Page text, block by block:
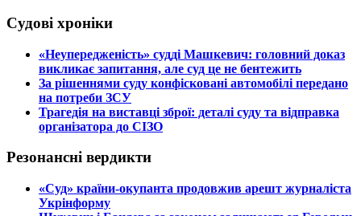
Судові хроніки
​«Неупередженість» судді Машкевич: головний доказ
викликає запитання, але суд це не бентежить
​За рішеннями суду конфісковані автомобілі передано
на потреби ЗСУ
​Трагедія на виставці зброї: деталі суду та відправка
організатора до СІЗО
Резонансні вердикти
​«Суд» країни-окупанта продовжив арешт журналіста
Укрінформу